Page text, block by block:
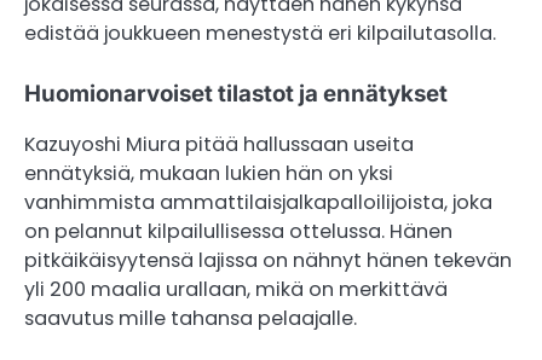
edistää joukkueen menestystä eri kilpailutasolla.
Huomionarvoiset tilastot ja ennätykset
Kazuyoshi Miura pitää hallussaan useita
ennätyksiä, mukaan lukien hän on yksi
vanhimmista ammattilaisjalkapalloilijoista, joka
on pelannut kilpailullisessa ottelussa. Hänen
pitkäikäisyytensä lajissa on nähnyt hänen tekevän
yli 200 maalia urallaan, mikä on merkittävä
saavutus mille tahansa pelaajalle.